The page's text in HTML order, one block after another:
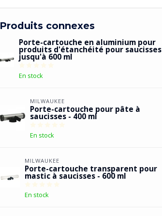
Produits connexes
Porte-cartouche en aluminium pour
produits d'étanchéité pour saucisses
jusqu'à 600 ml
En stock
MILWAUKEE
Porte-cartouche pour pâte à
saucisses - 400 ml
En stock
MILWAUKEE
Porte-cartouche transparent pour
mastic à saucisses - 600 ml
En stock